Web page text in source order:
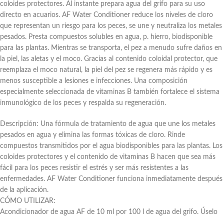
coloides protectores. Al instante prepara agua del grifo para su uso
directo en acuarios. AF Water Conditioner reduce los niveles de cloro
que representan un riesgo para los peces, se une y neutraliza los metales
pesados. Presta compuestos solubles en agua, p. hierro, biodisponible
para las plantas. Mientras se transporta, el pez a menudo sufre daños en
la piel, las aletas y el moco. Gracias al contenido coloidal protector, que
reemplaza el moco natural, la piel del pez se regenera más rápido y es
menos susceptible a lesiones e infecciones. Una composición
especialmente seleccionada de vitaminas B también fortalece el sistema
inmunológico de los peces y respalda su regeneración.
Descripción: Una fórmula de tratamiento de agua que une los metales
pesados en agua y elimina las formas tóxicas de cloro. Rinde
compuestos transmitidos por el agua biodisponibles para las plantas. Los
coloides protectores y el contenido de vitaminas B hacen que sea más
fácil para los peces resistir el estrés y ser más resistentes a las
enfermedades. AF Water Conditioner funciona inmediatamente después
de la aplicación.
CÓMO UTILIZAR:
Acondicionador de agua AF de 10 ml por 100 l de agua del grifo. Úselo